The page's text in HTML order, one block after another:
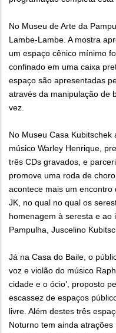
No Museu de Arte da
Lambe-Lambe. A mostra
um espaço cênico mínimo
confinado em uma caixa
espaço são apresentadas
através da manipulação de
vez.
No Museu Casa
músico Warley Henrique,
três CDs gravados, e
promove uma roda de
acontece mais um
JK, no qual no qual os
homenagem à seresta e ao
Pampulha, Juscelino
Já na Casa do Baile, o
voz e violão do músico
cidade e o ócio’, proposto
escassez de espaços
livre. Além destes três
Noturno tem ainda